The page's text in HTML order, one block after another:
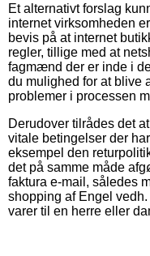
Et alternativt forslag
internet virksomheden
bevis på at internet
regler, tillige med at
fagmænd der er inde i
du mulighed for at blive
problemer i processen
Derudover tilrådes det
vitale betingelser der
eksempel den
det på samme måde
faktura e-mail, således
shopping af Engel
varer til en herre eller